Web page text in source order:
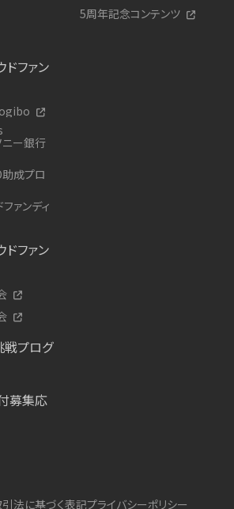
5周年記念コンテンツ
ファン
ー銀行
成プロ
ァンディ
ファン
戦プログ
募集応
法に基づく表記プライバシーポリシー